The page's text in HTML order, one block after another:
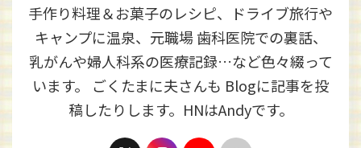
手作り料理＆お菓子のレシピ、ドライブ旅行や
キャンプに温泉、元職場 歯科医院での裏話、
乳がんや婦人科系の医療記録…など色々綴って
います。 ごくたまに夫さんも Blogに記事を投
稿したりします。HNはAndyです。